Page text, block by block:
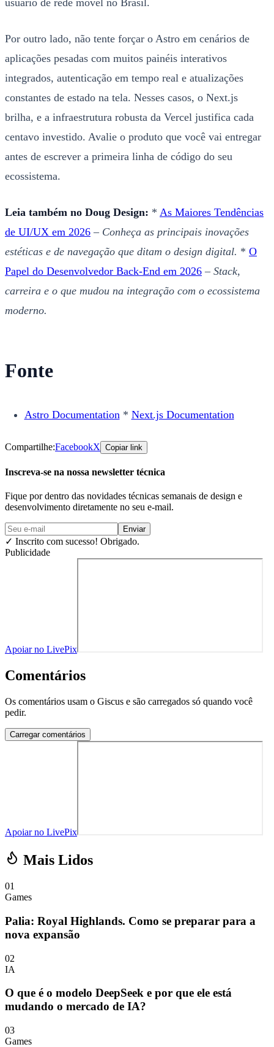
Por outro lado, não tente forçar o Astro em cenários de
aplicações pesadas com muitos painéis interativos
integrados, autenticação em tempo real e atualizações
constantes de estado na tela. Nesses casos, o Next.js
brilha, e a infraestrutura robusta da Vercel justifica cada
centavo investido. Avalie o produto que você vai entregar
antes de escrever a primeira linha de código do seu
ecossistema.
Leia também no Doug Design: * As Maiores Tendências
de UI/UX em 2026 – Conheça as principais inovações
estéticas e de navegação que ditam o design digital. * O
Papel do Desenvolvedor Back-End em 2026 – Stack,
carreira e o que mudou na integração com o ecossistema
moderno.
Fonte
Astro Documentation * Next.js Documentation
Compartilhe:FacebookX Copiar link
Inscreva-se na nossa newsletter técnica
Fique por dentro das novidades técnicas semanais de design e
desenvolvimento diretamente no seu e-mail.
Enviar
✓ Inscrito com sucesso! Obrigado.
Publicidade
Apoiar no LivePix
Comentários
Os comentários usam o Giscus e são carregados só quando você
pedir.
Carregar comentários
Apoiar no LivePix
Mais Lidos
01
Games
Palia: Royal Highlands. Como se preparar para a
nova expansão
02
IA
O que é o modelo DeepSeek e por que ele está
mudando o mercado de IA?
03
Games